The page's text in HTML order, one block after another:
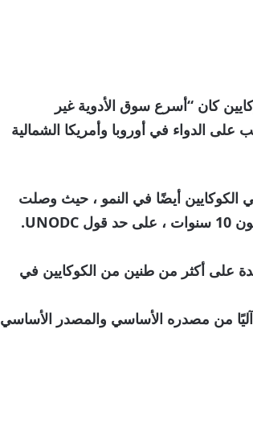
كان “أسرع سوق الأدوية غير
على الدواء في أوروبا وأمريكا الشمالية
الكوكايين أيضًا في النمو ، حيث وصلت
على أكثر من طنين من الكوكايين في
تم اقتباسه آليًا من مصدره الأساسي والمصدر الأساسي